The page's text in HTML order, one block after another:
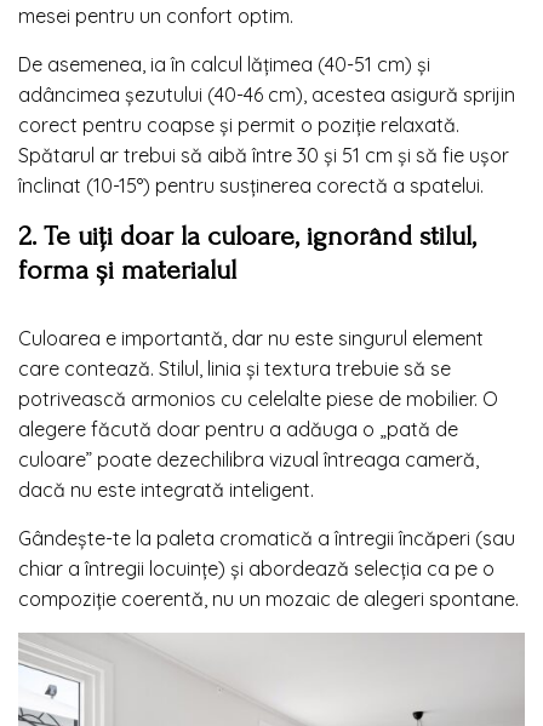
mesei pentru un confort optim.
De asemenea, ia în calcul lățimea (40-51 cm) și
adâncimea șezutului (40-46 cm), acestea asigură sprijin
corect pentru coapse și permit o poziție relaxată.
Spătarul ar trebui să aibă între 30 și 51 cm și să fie ușor
înclinat (10-15°) pentru susținerea corectă a spatelui.
2. Te uiți doar la culoare, ignorând stilul,
forma și materialul
Culoarea e importantă, dar nu este singurul element
care contează. Stilul, linia și textura trebuie să se
potrivească armonios cu celelalte piese de mobilier. O
alegere făcută doar pentru a adăuga o „pată de
culoare” poate dezechilibra vizual întreaga cameră,
dacă nu este integrată inteligent.
Gândește-te la paleta cromatică a întregii încăperi (sau
chiar a întregii locuințe) și abordează selecția ca pe o
compoziție coerentă, nu un mozaic de alegeri spontane.